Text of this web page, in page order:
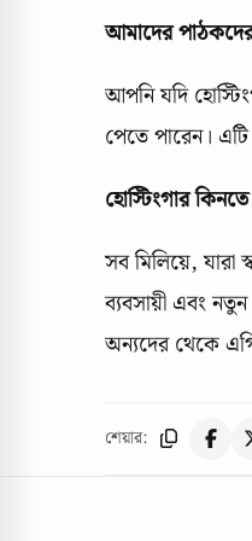
আমাদের
আপনি যদি
পেতে পারেন।
হোস্টিংগার
সব মিলিয়ে,
ব্যবসায়ী এবং
অন্যদের থেকে
শেয়ার: